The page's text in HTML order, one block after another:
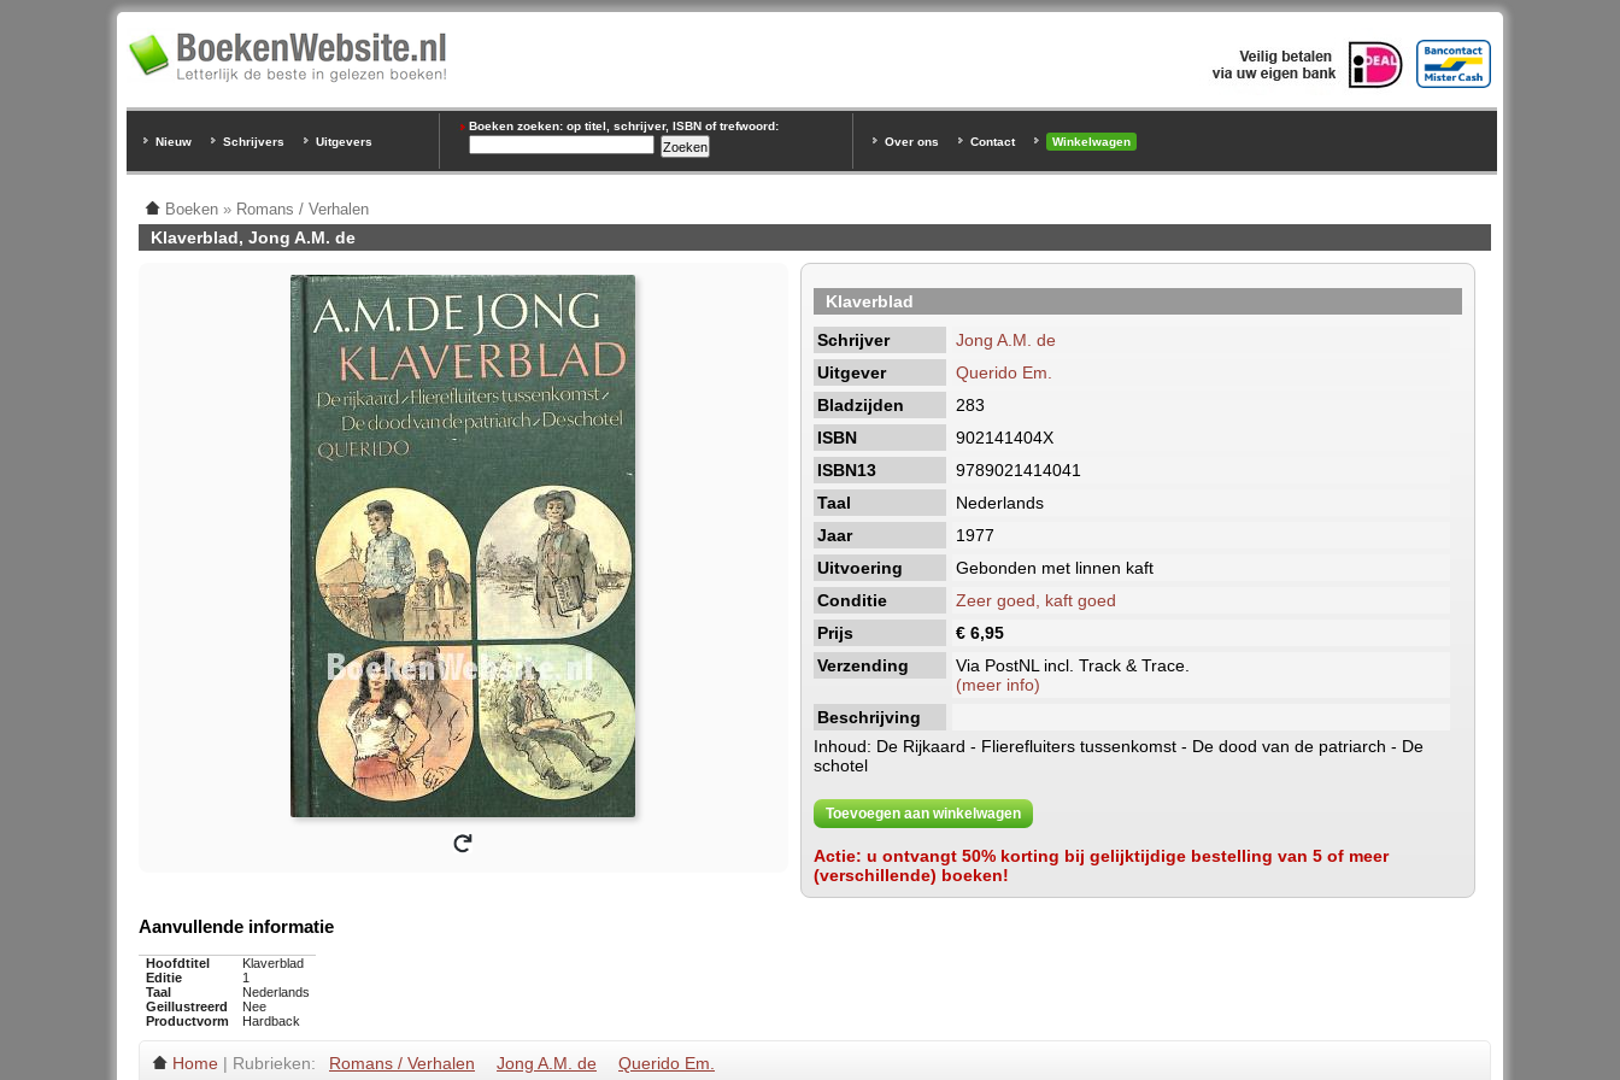
Nieuw Schrijvers Uitgevers
Boeken zoeken: op titel, schrijver, ISBN of trefwoord:
Over ons
Contact Winkelwagen
Boeken » Romans / Verhalen
Klaverblad, Jong A.M. de
Klaverblad
Schrijver
Jong A.M. de
Uitgever
Querido Em.
Bladzijden
283
ISBN
902141404X
ISBN13
9789021414041
Taal
Nederlands
Jaar
1977
Uitvoering
Gebonden met linnen kaft
Conditie
Zeer goed, kaft goed
Prijs
€ 6,95
Verzending
Via PostNL incl. Track & Trace.
(meer info)
Beschrijving
Inhoud: De Rijkaard - Flierefluiters tussenkomst - De dood van de patriarch - De
schotel
Toevoegen aan winkelwagen
Actie: u ontvangt 50% korting bij gelijktijdige bestelling van 5 of meer
(verschillende) boeken!
Aanvullende informatie
Hoofdtitel
Klaverblad
Editie
1
Taal
Nederlands
Geillustreerd
Nee
Productvorm
Hardback
Home | Rubrieken: Romans / Verhalen Jong A.M. de Querido Em.